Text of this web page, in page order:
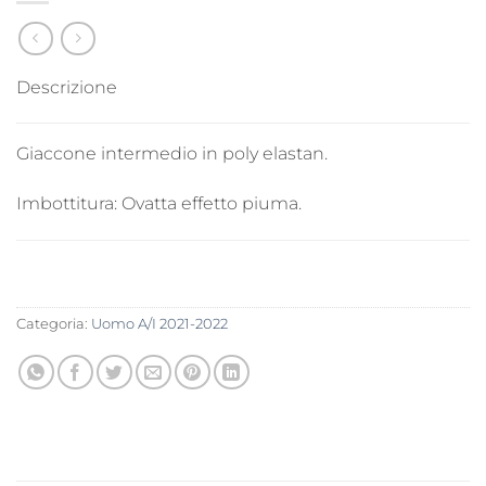
Descrizione
Giaccone intermedio in poly elastan.
Imbottitura: Ovatta effetto piuma.
Categoria: Uomo A/I 2021-2022